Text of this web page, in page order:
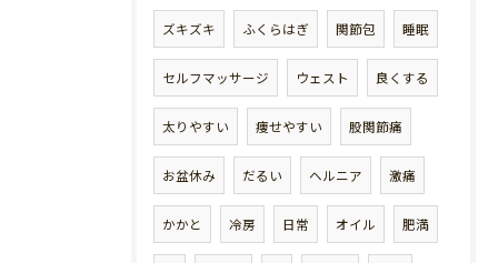
ズキズキ ふくらはぎ 関節包 睡眠
セルフマッサージ ウェスト 良くする
太りやすい 痩せやすい 股関節痛
お盆休み だるい ヘルニア 激痛
かかと 冷房 日常 オイル 肥満